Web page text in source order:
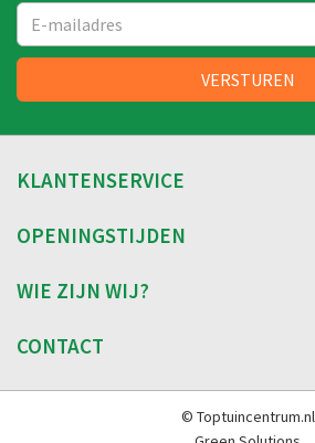
KLANTENSERVICE
OPENINGSTIJDEN
WIE ZIJN WIJ?
CONTACT
© Toptuincentrum.nl